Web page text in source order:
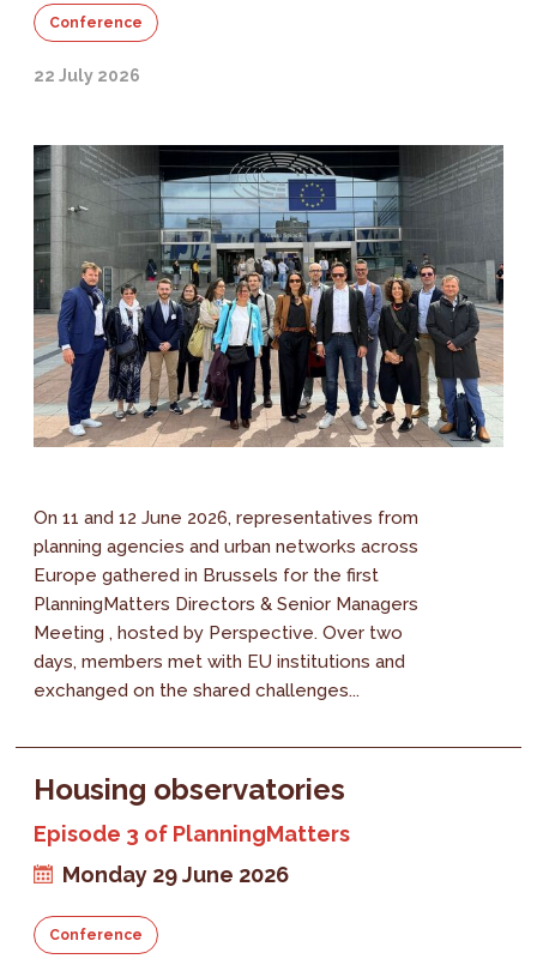
Conference
22 July 2026
On 11 and 12 June 2026, representatives from
planning agencies and urban networks across
Europe gathered in Brussels for the first
PlanningMatters Directors & Senior Managers
Meeting , hosted by Perspective. Over two
days, members met with EU institutions and
exchanged on the shared challenges...
Housing observatories
Episode 3 of PlanningMatters
Monday 29 June 2026
Conference